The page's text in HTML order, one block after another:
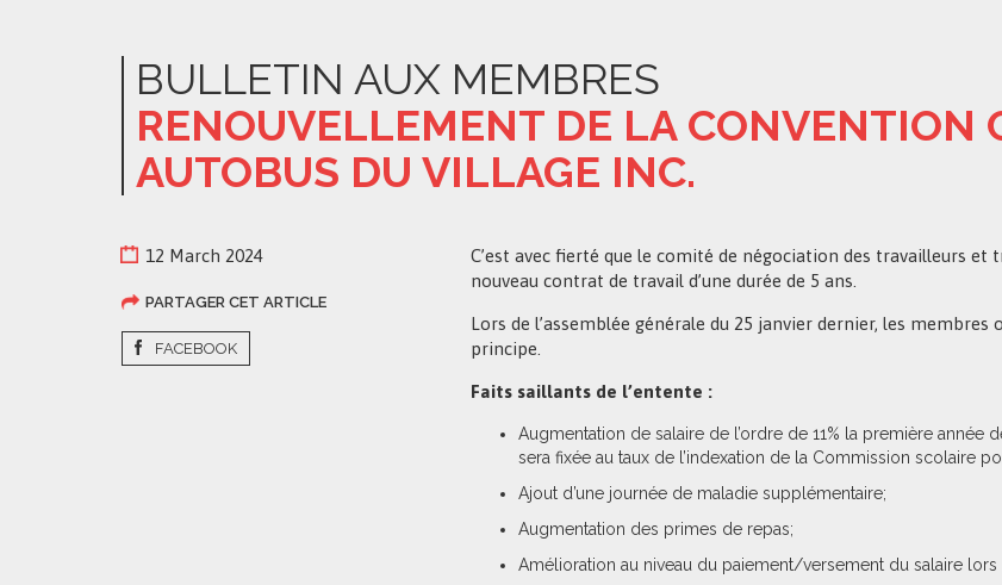
BULLETIN AUX MEMBRES
RENOUVELLEMENT DE LA CONVENTION
AUTOBUS DU VILLAGE INC.
12 March 2024
PARTAGER CET ARTICLE
FACEBOOK
C’est avec fierté que le comité de négociation des travailleurs et
nouveau contrat de travail d’une durée de 5 ans.
Lors de l’assemblée générale du 25 janvier dernier, les
principe.
Faits saillants de l’entente :
Augmentation de salaire de l’ordre de 11% la première année
sera fixée au taux de l’indexation de la Commission scolaire
Ajout d’une journée de maladie supplémentaire;
Augmentation des primes de repas;
Amélioration au niveau du paiement/versement du salaire